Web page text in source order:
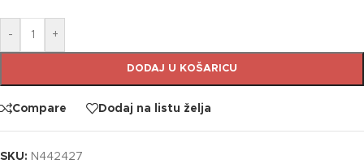
- +
DODAJ U KOŠARICU
Compare Dodaj na listu želja
SKU: N442427